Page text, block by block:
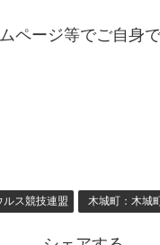
ページ等でご自身
ス競技連盟 木城町：木城